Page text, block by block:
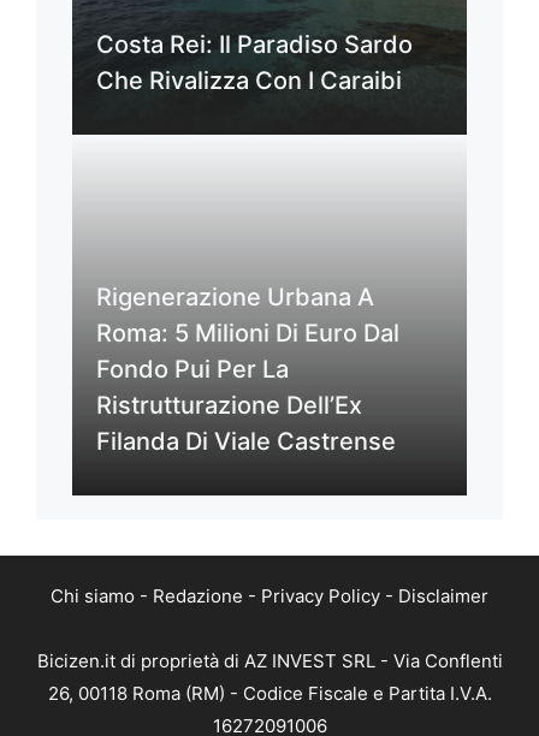
Costa Rei: Il Paradiso Sardo
Che Rivalizza Con I Caraibi
Rigenerazione Urbana A
Roma: 5 Milioni Di Euro Dal
Fondo Pui Per La
Ristrutturazione Dell’Ex
Filanda Di Viale Castrense
Chi siamo - Redazione - Privacy Policy - Disclaimer
Bicizen.it di proprietà di AZ INVEST SRL - Via Conflenti
26, 00118 Roma (RM) - Codice Fiscale e Partita I.V.A.
16272091006